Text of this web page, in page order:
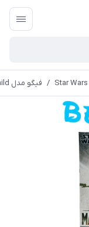
/ فیگو مدل The Child کد 1353